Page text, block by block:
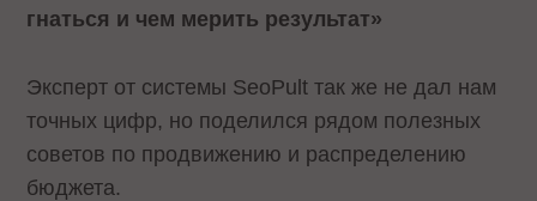
гнаться и чем мерить результат»
Эксперт от системы SeoPult так же не дал нам
точных цифр, но поделился рядом полезных
советов по продвижению и распределению
бюджета.